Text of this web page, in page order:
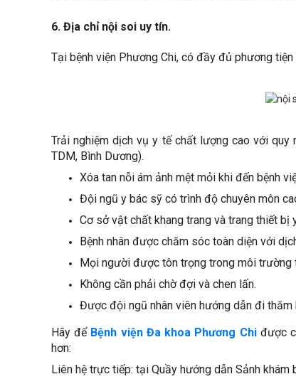
6. Địa chỉ nội soi uy tín.
Tại bệnh viện Phương Chi, có đầy đủ phương
Trải nghiệm dịch vụ y tế chất lượng cao với quy
TDM, Bình Dương).
Xóa tan nỗi ám ảnh mệt mỏi khi đến bệnh
Đội ngũ y bác sỹ có trình độ chuyên môn
Cơ sở vật chất khang trang và trang thiết bị
Bệnh nhân được chăm sóc toàn diện với
Mọi người được tôn trọng trong môi trường
Không cần phải chờ đợi và chen lấn.
Được đội ngũ nhân viên hướng dẫn đi
Hãy để Bệnh viện Đa khoa Phương Chiđược
hơn:
Liên hệ trực tiếp: tại Quầy hướng dẫn Sảnh khám